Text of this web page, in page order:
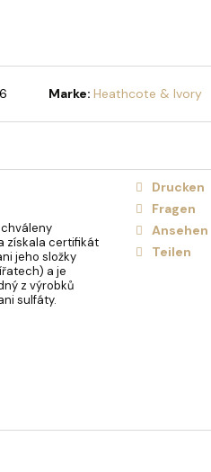
Marke: Heathcote & Ivory
získala certifikát
jeho složky
a je
z výrobků
sulfáty.
Drucken
Fragen
Ansehen
Teilen